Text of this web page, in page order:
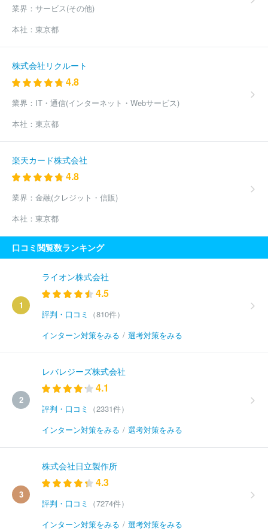
業界： サービス(その他)
本社： 東京都
株式会社リクルート
4.8
業界： IT・通信(インターネット・Webサービス)
本社： 東京都
楽天カード株式会社
4.8
業界： 金融(クレジット・信販)
本社： 東京都
口コミ閲覧数ランキング
1
ライオン株式会社
4.5
評判・口コミ
（810件）
インターン対策をみる / 選考対策をみる
2
レバレジーズ株式会社
4.1
評判・口コミ
（2331件）
インターン対策をみる / 選考対策をみる
3
株式会社日立製作所
4.3
評判・口コミ
（7274件）
インターン対策をみる / 選考対策をみる